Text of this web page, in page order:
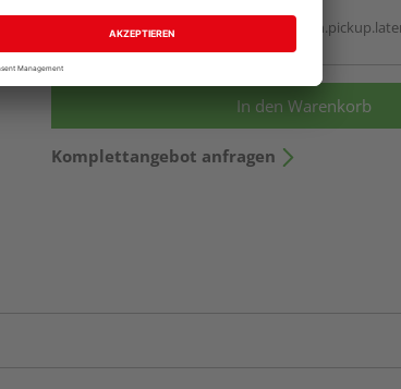
In den Warenkorb
Komplettangebot anfragen